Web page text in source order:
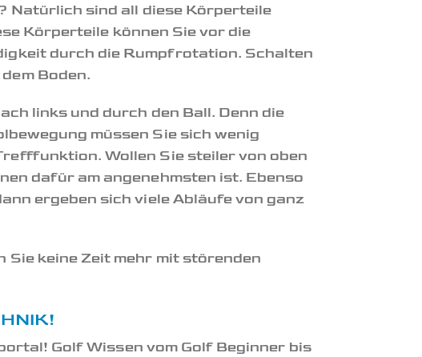
Natürlich sind all diese Körperteile
Körperteile können Sie vor die
durch die Rumpfrotation. Schalten
Boden.
links und durch den Ball. Denn die
müssen Sie sich wenig
Wollen Sie steiler von oben
dafür am angenehmsten ist. Ebenso
ergeben sich viele Abläufe von ganz
keine Zeit mehr mit störenden
Golf Wissen vom Golf Beginner bis